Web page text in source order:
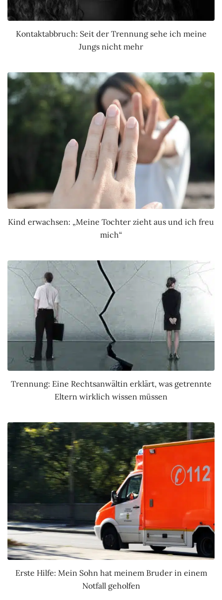
Kontaktabbruch: Seit der Trennung sehe ich meine
Jungs nicht mehr
Kind erwachsen: „Meine Tochter zieht aus und ich freu
mich“
Trennung: Eine Rechtsanwältin erklärt, was getrennte
Eltern wirklich wissen müssen
Erste Hilfe: Mein Sohn hat meinem Bruder in einem
Notfall geholfen